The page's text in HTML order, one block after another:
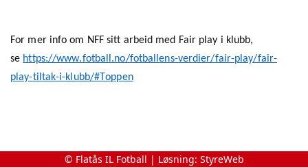
For mer info om NFF sitt arbeid med Fair play i klubb,
se https://www.fotball.no/fotballens-verdier/fair-play/fair-
play-tiltak-i-klubb/#Toppen
Noen områder som viser at vi har FOKUS på Fair play i Flatås
© Flatås IL Fotball | Løsning: StyreWeb